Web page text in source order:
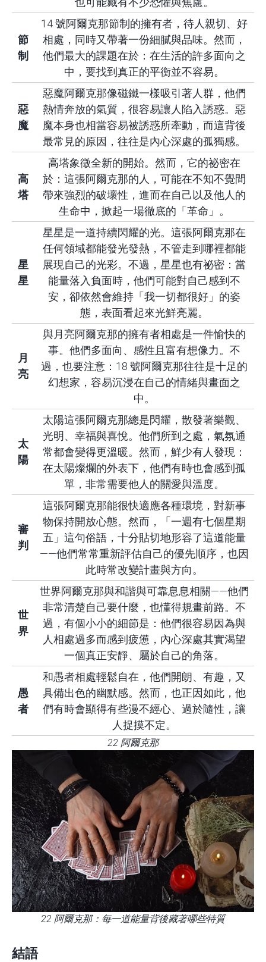
節
制
14 號阿爾克那節制的擁有者，待人親切、好
相處，同時又帶著一份細膩與品味。然而，
他們最大的課題在於：在生活的許多面向之
中，要找到真正的平衡並不容易。
惡
魔
惡魔阿爾克那像磁鐵一樣吸引著人群，他們
熱情奔放的氣質，很容易讓人陷入誘惑。惡
魔本身也相當容易被誘惑所牽動，而這背後
最常見的原因，往往是內心深處的孤獨感。
高
塔
高塔象徵全新的開始。然而，它的祕密在
於：這張阿爾克那的人，可能在不知不覺間
帶來強烈的破壞性，進而在自己以及他人的
生命中，掀起一場徹底的「革命」。
星
星
星星是一道持續閃耀的光。這張阿爾克那在
任何領域都能發光發熱，不管走到哪裡都能
展現自己的光彩。不過，星星也有祕密：當
能量落入負面時，他們可能對自己感到不
安，卻依然會維持「我一切都很好」的姿
態，表面看起來光鮮亮麗。
月
亮
與月亮阿爾克那的擁有者相處是一件愉快的
事。他們多面向、感性且富有想像力。不
過，也要注意：18 號阿爾克那往往是十足的
幻想家，容易沉浸在自己的情緒與畫面之
中。
太
陽
太陽這張阿爾克那總是閃耀，散發著樂觀、
光明、幸福與喜悅。他們所到之處，氣氛通
常都會變得更溫暖。然而，鮮少有人發現：
在太陽燦爛的外表下，他們有時也會感到孤
單，非常需要他人的關愛與溫度。
審
判
這張阿爾克那能很快適應各種環境，對新事
物保持開放心態。然而，「一週有七個星期
五」這句俗語，十分貼切地形容了這道能量
——他們常常重新評估自己的優先順序，也因
此時常改變計畫與方向。
世
界
世界阿爾克那與和諧與可靠息息相關——他們
非常清楚自己要什麼，也懂得規畫前路。不
過，有個小小的細節是：他們很容易因為與
人相處過多而感到疲憊，內心深處其實渴望
一個真正安靜、屬於自己的角落。
愚
者
和愚者相處輕鬆自在，他們開朗、有趣，又
具備出色的幽默感。然而，也正因如此，他
們有時會顯得有些漫不經心、過於隨性，讓
人捉摸不定。
22 阿爾克那
22 阿爾克那：每一道能量背後藏著哪些特質
結語